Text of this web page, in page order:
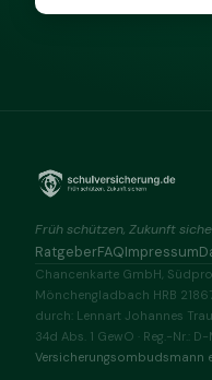
Früh schützen, Zukunft
RatgeberFAQImpressum
Chancenkarte GmbH,
Mönchengladbach HRB
durch: Lennart Johannes
34d Abs. 1 GewO · Reg.-Nr.:
Versicherungsombudsmann